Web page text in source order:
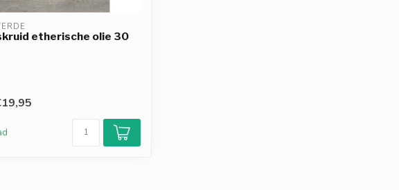
etherische olie 30